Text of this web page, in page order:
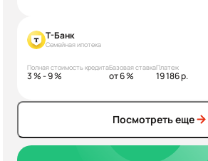
Т-Банк
Семейная ипотека
Полная стоимость кредита
3 % - 9 %
Базовая ставка
от 6 %
Платеж
19 186 р.
Посмотреть еще